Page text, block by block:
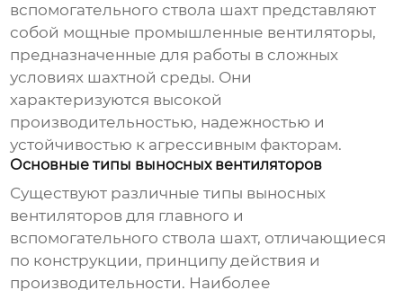
вспомогательного ствола шахт представляют
собой мощные промышленные вентиляторы,
предназначенные для работы в сложных
условиях шахтной среды. Они
характеризуются высокой
производительностью, надежностью и
устойчивостью к агрессивным факторам.
Основные типы выносных вентиляторов
Существуют различные типы выносных
вентиляторов для главного и
вспомогательного ствола шахт, отличающиеся
по конструкции, принципу действия и
производительности. Наиболее